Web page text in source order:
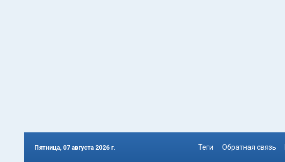
Пятница, 07 августа 2026 г. Теги Обратная связь